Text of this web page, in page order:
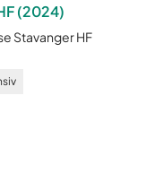
(2024)
Stavanger HF